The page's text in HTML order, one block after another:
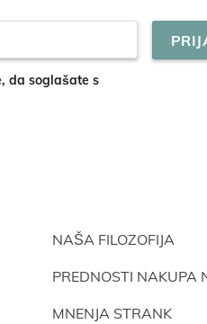
da soglašate s
NAŠA FILOZOFIJA
PREDNOSTI NAKUPA
MNENJA STRANK